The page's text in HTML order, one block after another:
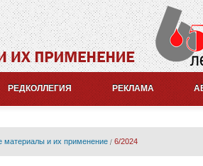
РЕДКОЛЛЕГИЯ РЕКЛАМА
материалы и их применение 6/2024